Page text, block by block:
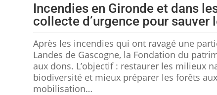
Incendies en Gironde et dans
collecte d’urgence pour sauver
Après les incendies qui ont ravagé une
Landes de Gascogne, la Fondation du
aux dons. L’objectif : restaurer les milieux
biodiversité et mieux préparer les forêts
mobilisation…